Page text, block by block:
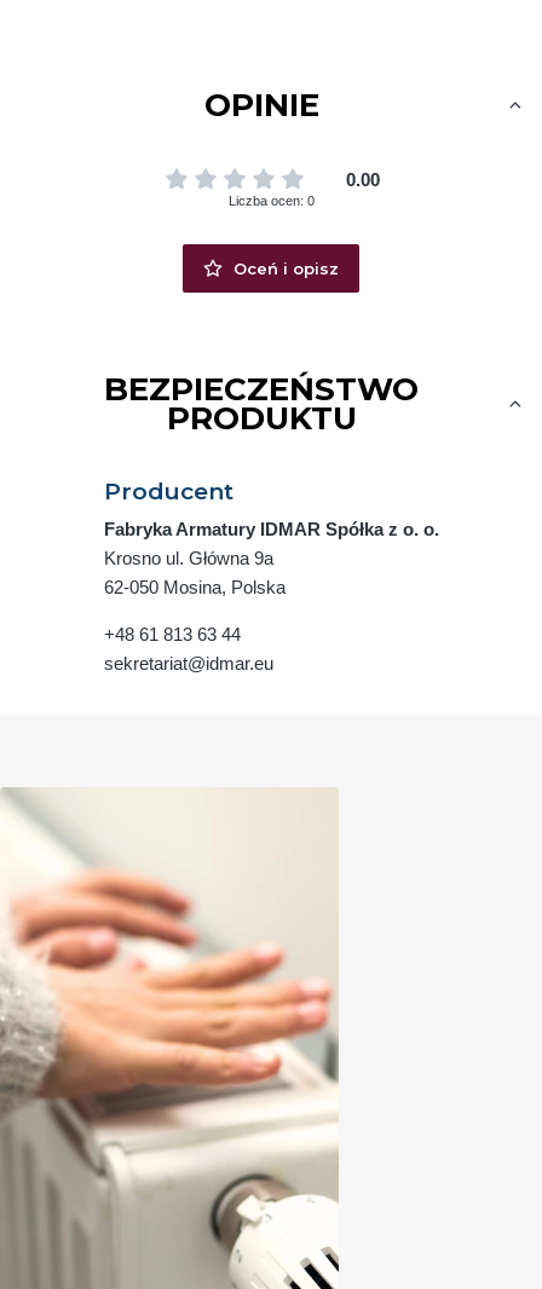
OPINIE
0.00
Liczba ocen: 0
Oceń i opisz
BEZPIECZEŃSTWO
PRODUKTU
Producent
Fabryka Armatury IDMAR Spółka z o. o.
Krosno ul. Główna 9a
62-050 Mosina, Polska
+48 61 813 63 44
sekretariat@idmar.eu